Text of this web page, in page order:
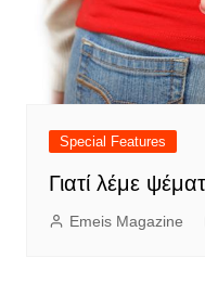
Special Features
Γιατί λέμε
Emeis Magazine